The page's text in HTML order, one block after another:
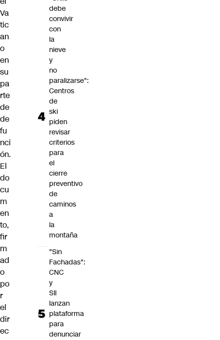
Va
tic
an
o
en
su
pa
rte
de
de
fu
nci
ón.
El
do
cu
m
en
to,
fir
m
ad
o
po
r
el
dir
ec
debe
convivir
con
la
nieve
y
no
paralizarse":
Centros
de
ski
piden
revisar
criterios
para
el
cierre
preventivo
de
caminos
a
la
montaña
"Sin
Fachadas":
CNC
y
SII
lanzan
plataforma
para
denunciar